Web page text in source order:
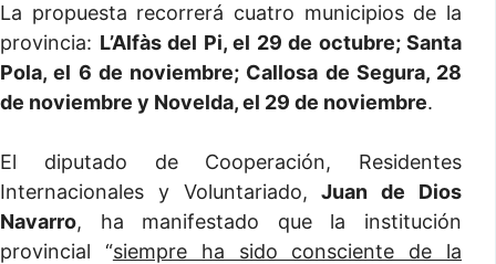
La propuesta recorrerá cuatro municipios de la
provincia: L’Alfàs del Pi, el 29 de octubre; Santa
Pola, el 6 de noviembre; Callosa de Segura, 28
de noviembre y Novelda, el 29 de noviembre.
El diputado de Cooperación, Residentes
Internacionales y Voluntariado,Juan de Dios
Navarro, ha manifestado que la institución
provincial “siempre ha sido consciente de la